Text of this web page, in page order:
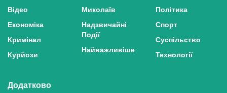
Відео
Економіка
Кримінал
Курйози
Миколаїв
Надзвичайні
Події
Найважливіше
Політика
Спорт
Суспільство
Технології
Додатково